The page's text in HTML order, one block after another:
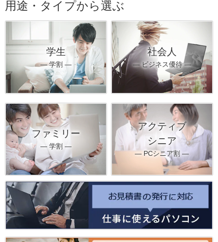
用途・タイプから選ぶ
学生
― 学割 ―
社会人
― ビジネス優待 ―
ファミリー
― 学割 ―
アクティブ
シニア
― PCシニア割 ―